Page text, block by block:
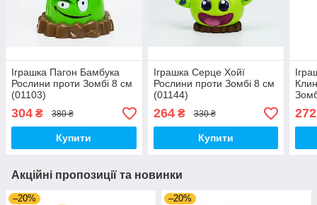
Іграшка Пагон Бамбука
Рослини проти Зомбі 8 см
(01103)
304 ₴ 380 ₴
Купити
Іграшка Серце Хойї
Рослини проти Зомбі 8 см
(01144)
264₴ 330 ₴
Купити
272
Акційні пропозиції та новинки
–20% –20%